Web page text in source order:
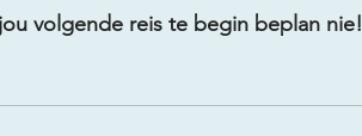
volgende reis te begin beplan nie!